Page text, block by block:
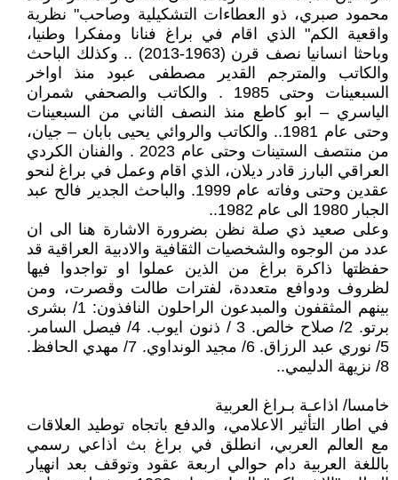
محمود صبري، ذو العطاءات التشكيلية وصاحب" نظرية
واقعية الكم" الذي اقام في براغ فنانا ومفكرا وطنيا،
وباحثا انسانيا نصف قرن (1963-2013) .. وكذلك الباحث
والكاتب والمترجم القدير مصطفى عبود منذ اواخر
السبعينات وحتى 1985 . والكاتب والصحفي شمران
الياسري – ابو كاطع منذ النصف الثاني من السبعينات
وحتى عام 1981.. والكاتب والروائي يحيى بابان – جيان،
من منتصف الستينات وحتى عام 2023 . والفنان الكردي
العراقي البارز قادر ديلان، الذي اقام وعمل في براغ لنحو
عقدين وحتى وفاته عام 1999. والباحث الجدير فالح عبد
الجبار 1980 الى عام 1982..
وعلى صعيد ذي صلة نظن بضرورة الاشارة هنا الى ان
عدد من الوجوه والشخصيات الثقافية والادبية العراقية قد
حفظتها ذاكرة براغ من الذين عملوا او تواجدوا فيها
لظروف ودوافع متعددة، لفترات طالت وقصرت، ومن
بينهم المثقفون والمبدعون الراحلون النافذون: 1/ بشرى
برتو. 2/ صلاح خالص. 3 / ذنون ايوب. 4/ فيصل السامر.
5/ نوري عبد الرزاق. 6/ مجيد الونداوي. 7/ مهدي الحافظ.
8/ نزيهة الدليمي..
خامسا/ اذاعـة بـراغ العربية
في اطار التأثير الاعلامي، والدفع باتجاه توطيد العلاقات
مع العالم العربي، انطلق في براغ بث اذاعي رسمي
باللغة العربية دام حوالي اربعة عقود وتوقف بعد انهيار